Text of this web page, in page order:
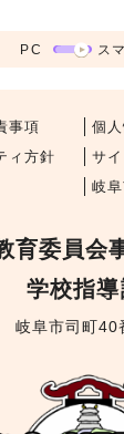
PC ス
事項
個
ィ方針
サ
岐
育委員会
学校指
岐阜市司町